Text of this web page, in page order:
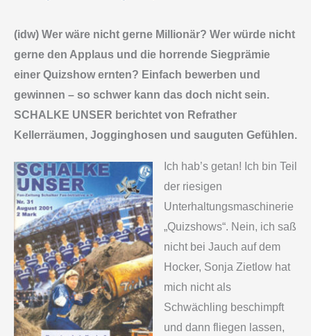
(idw) Wer wäre nicht gerne Millionär? Wer würde nicht
gerne den Applaus und die horrende Siegprämie
einer Quizshow ernten? Einfach bewerben und
gewinnen – so schwer kann das doch nicht sein.
SCHALKE UNSER berichtet von Refrather
Kellerräumen, Jogginghosen und sauguten Gefühlen.
Ich hab’s getan! Ich bin Teil
der riesigen
Unterhaltungsmaschinerie
„Quizshows“. Nein, ich saß
nicht bei Jauch auf dem
Hocker, Sonja Zietlow hat
mich nicht als
Schwächling beschimpft
und dann fliegen lassen,